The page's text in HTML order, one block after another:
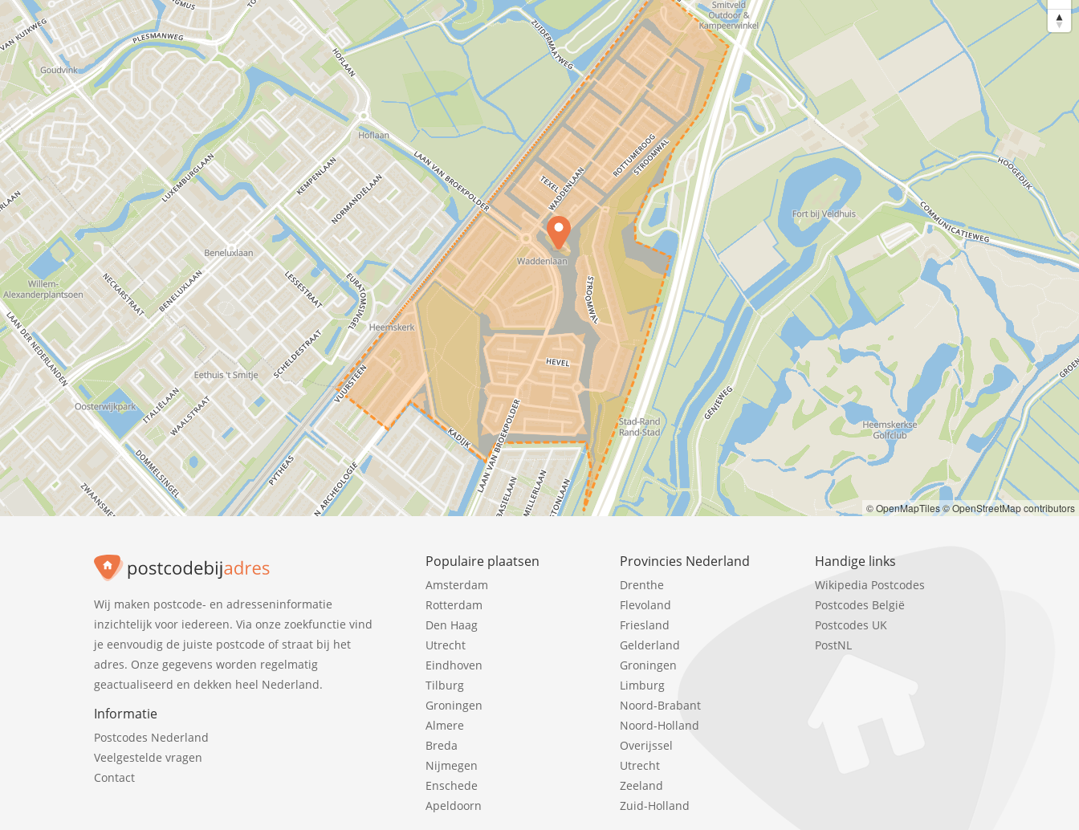
© OpenMapTiles© OpenStreetMap contributors
Wij maken postcode- en adresseninformatie
inzichtelijk voor iedereen. Via onze zoekfunctie vind
je eenvoudig de juiste postcode of straat bij het
adres. Onze gegevens worden regelmatig
geactualiseerd en dekken heel Nederland.
Informatie
Postcodes Nederland
Veelgestelde vragen
Contact
Populaire plaatsen
Amsterdam
Rotterdam
Den Haag
Utrecht
Eindhoven
Tilburg
Groningen
Almere
Breda
Nijmegen
Enschede
Apeldoorn
Provincies Nederland
Drenthe
Flevoland
Friesland
Gelderland
Groningen
Limburg
Noord-Brabant
Noord-Holland
Overijssel
Utrecht
Zeeland
Zuid-Holland
Handige links
Wikipedia Postcodes
Postcodes België
Postcodes UK
PostNL